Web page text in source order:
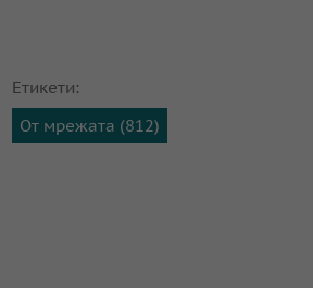
Етикети:
От мрежата (812)